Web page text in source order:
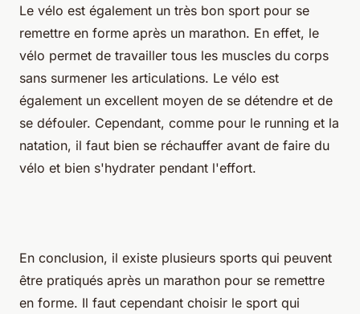
Le vélo est également un très bon sport pour se
remettre en forme après un marathon. En effet, le
vélo permet de travailler tous les muscles du corps
sans surmener les articulations. Le vélo est
également un excellent moyen de se détendre et de
se défouler. Cependant, comme pour le running et la
natation, il faut bien se réchauffer avant de faire du
vélo et bien s'hydrater pendant l'effort.
En conclusion, il existe plusieurs sports qui peuvent
être pratiqués après un marathon pour se remettre
en forme. Il faut cependant choisir le sport qui